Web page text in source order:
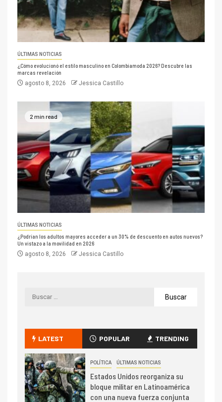
ÚLTIMAS NOTICIAS
¿Cómo evolucionó el estilo masculino en Colombiamoda 2026? Descubre las
marcas revelación
agosto 8, 2026 Jessica Castillo
2 min read
ÚLTIMAS NOTICIAS
¿Podrían los adultos mayores acceder a un 30% de descuento en autos nuevos?
Un vistazo a la movilidad en 2026
agosto 8, 2026 Jessica Castillo
LATEST POPULAR TRENDING
POLÍTICA ÚLTIMAS NOTICIAS
Estados Unidos reorganiza su
bloque militar en Latinoamérica
con una nueva fuerza conjunta